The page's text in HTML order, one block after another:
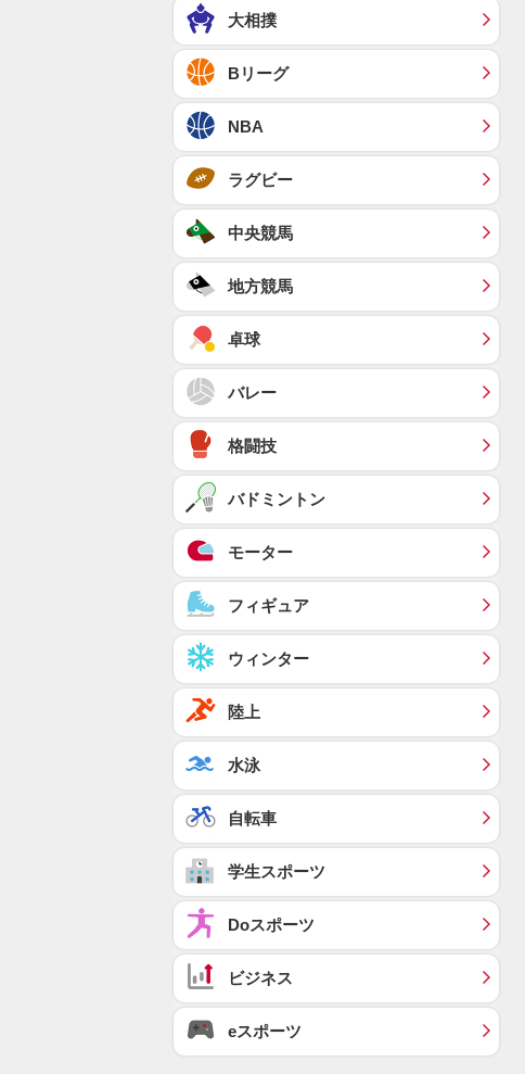
大相撲
Bリーグ
NBA
ラグビー
中央競馬
地方競馬
卓球
バレー
格闘技
バドミントン
モーター
フィギュア
ウィンター
陸上
水泳
自転車
学生スポーツ
Doスポーツ
ビジネス
eスポーツ